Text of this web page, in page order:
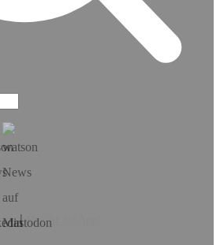
Hol dir die App!